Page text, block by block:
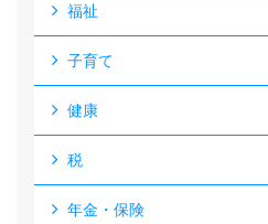
福祉
子育て
健康
税
年金・保険